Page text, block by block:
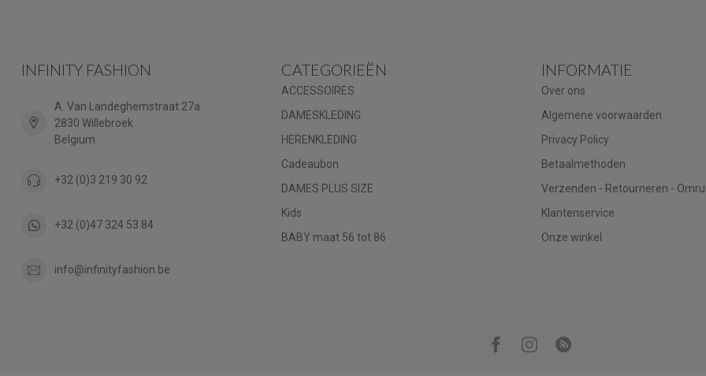
INFINITY FASHION
A. Van Landeghemstraat 27a
2830 Willebroek
Belgium
+32 (0)3 219 30 92
+32 (0)47 324 53 84
info@infinityfashion.be
CATEGORIEËN
ACCESSOIRES
DAMESKLEDING
HERENKLEDING
Cadeaubon
DAMES PLUS SIZE
Kids
BABY maat 56 tot 86
INFORMATIE
Over ons
Algemene voorwaarden
Privacy Policy
Betaalmethoden
Verzenden - Retourneren -
Klantenservice
Onze winkel